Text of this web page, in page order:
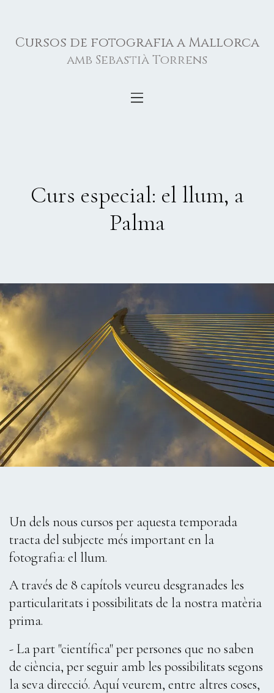
Cursos de fotografia a Mallorca
amb Sebastià Torrens
Curs especial: el llum, a
Palma
Un dels nous cursos per aquesta temporada
tracta del subjecte més important en la
fotografia: el llum.
A través de 8 capítols veureu desgranades les
particularitats i possibilitats de la nostra matèria
prima.
- La part "científica" per persones que no saben
de ciència, per seguir amb les possibilitats segons
la seva direcció. Aquí veurem, entre altres coses,